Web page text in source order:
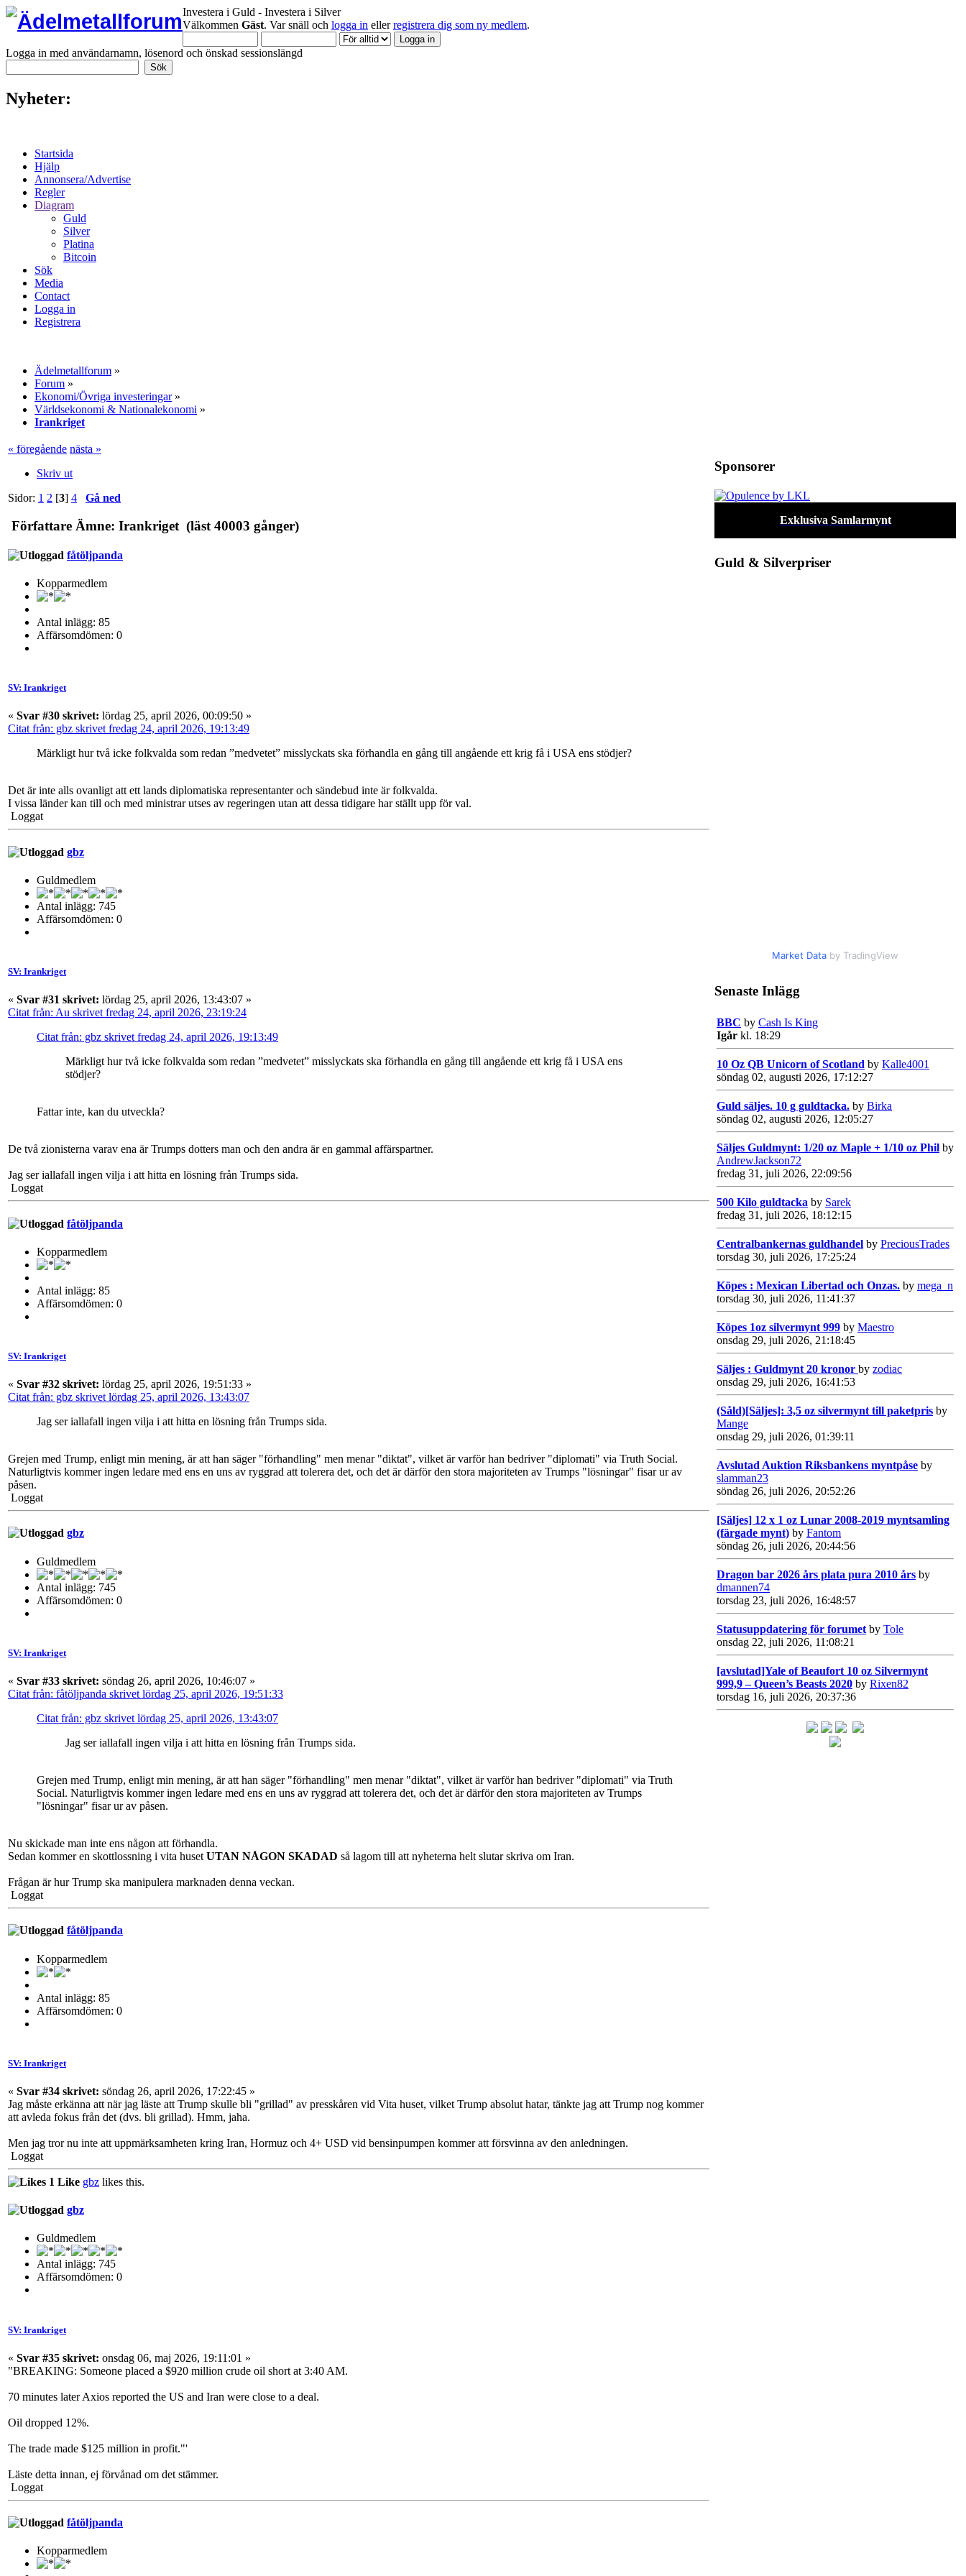
Investera i Guld - Investera i Silver
Välkommen Gäst. Var snäll och logga in ellerregistrera dig som ny medlem.
Logga in med användarnamn, lösenord och önskad sessionslängd
Nyheter:
Startsida
Hjälp
Annonsera/Advertise
Regler
Diagram
Guld
Silver
Platina
Bitcoin
Sök
Media
Contact
Logga in
Registrera
Ädelmetallforum »
Forum »
Ekonomi/Övriga investeringar»
Världsekonomi & Nationalekonomi »
Irankriget
« föregående nästa »
Skriv ut
Sidor: 1 2 [3] 4 Gå ned
Författare Ämne: Irankriget (läst 40003 gånger)
fåtöljpanda
Kopparmedlem
Antal inlägg: 85
Affärsomdömen: 0
SV: Irankriget
« Svar #30 skrivet: lördag 25, april 2026, 00:09:50 »
Citat från: gbz skrivet fredag 24, april 2026, 19:13:49
Märkligt hur två icke folkvalda som redan ”medvetet” misslyckats ska förhandla en gång till angående ett krig få i USA ens stödjer?
Det är inte alls ovanligt att ett lands diplomatiska representanter och sändebud inte är folkvalda.
I vissa länder kan till och med ministrar utses av regeringen utan att dessa tidigare har ställt upp för val.
Loggat
gbz
Guldmedlem
Antal inlägg: 745
Affärsomdömen: 0
SV: Irankriget
« Svar #31 skrivet: lördag 25, april 2026, 13:43:07 »
Citat från: Au skrivet fredag 24, april 2026, 23:19:24
Citat från: gbz skrivet fredag 24, april 2026, 19:13:49
Märkligt hur två icke folkvalda som redan ”medvetet” misslyckats ska förhandla en gång till angående ett krig få i USA ens
stödjer?
Fattar inte, kan du utveckla?
De två zionisterna varav ena är Trumps dotters man och den andra är en gammal affärspartner.
Jag ser iallafall ingen vilja i att hitta en lösning från Trumps sida.
Loggat
fåtöljpanda
Kopparmedlem
Antal inlägg: 85
Affärsomdömen: 0
SV: Irankriget
« Svar #32 skrivet: lördag 25, april 2026, 19:51:33 »
Citat från: gbz skrivet lördag 25, april 2026, 13:43:07
Jag ser iallafall ingen vilja i att hitta en lösning från Trumps sida.
Grejen med Trump, enligt min mening, är att han säger "förhandling" men menar "diktat", vilket är varför han bedriver "diplomati" via Truth Social.
Naturligtvis kommer ingen ledare med ens en uns av ryggrad att tolerera det, och det är därför den stora majoriteten av Trumps "lösningar" fisar ur av
påsen.
Loggat
gbz
Guldmedlem
Antal inlägg: 745
Affärsomdömen: 0
SV: Irankriget
« Svar #33 skrivet: söndag 26, april 2026, 10:46:07 »
Citat från: fåtöljpanda skrivet lördag 25, april 2026, 19:51:33
Citat från: gbz skrivet lördag 25, april 2026, 13:43:07
Jag ser iallafall ingen vilja i att hitta en lösning från Trumps sida.
Grejen med Trump, enligt min mening, är att han säger "förhandling" men menar "diktat", vilket är varför han bedriver "diplomati" via Truth
Social. Naturligtvis kommer ingen ledare med ens en uns av ryggrad att tolerera det, och det är därför den stora majoriteten av Trumps
"lösningar" fisar ur av påsen.
Nu skickade man inte ens någon att förhandla.
Sedan kommer en skottlossning i vita huset UTAN NÅGON SKADAD så lagom till att nyheterna helt slutar skriva om Iran.
Frågan är hur Trump ska manipulera marknaden denna veckan.
Loggat
fåtöljpanda
Kopparmedlem
Antal inlägg: 85
Affärsomdömen: 0
SV: Irankriget
« Svar #34 skrivet: söndag 26, april 2026, 17:22:45 »
Jag måste erkänna att när jag läste att Trump skulle bli "grillad" av presskåren vid Vita huset, vilket Trump absolut hatar, tänkte jag att Trump nog kommer
att avleda fokus från det (dvs. bli grillad). Hmm, jaha.
Men jag tror nu inte att uppmärksamheten kring Iran, Hormuz och 4+ USD vid bensinpumpen kommer att försvinna av den anledningen.
Loggat
1 Like gbz likes this.
gbz
Guldmedlem
Antal inlägg: 745
Affärsomdömen: 0
SV: Irankriget
« Svar #35 skrivet: onsdag 06, maj 2026, 19:11:01 »
"BREAKING: Someone placed a $920 million crude oil short at 3:40 AM.
70 minutes later Axios reported the US and Iran were close to a deal.
Oil dropped 12%.
The trade made $125 million in profit."'
Läste detta innan, ej förvånad om det stämmer.
Loggat
fåtöljpanda
Kopparmedlem
Sponsorer
Exklusiva Samlarmynt
Guld & Silverpriser
Market Data by TradingView
Senaste Inlägg
BBC by Cash Is King
Igår kl. 18:29
10 Oz QB Unicorn of Scotland by Kalle4001
söndag 02, augusti 2026, 17:12:27
Guld säljes. 10 g guldtacka. by Birka
söndag 02, augusti 2026, 12:05:27
Säljes Guldmynt: 1/20 oz Maple + 1/10 oz Phil by
AndrewJackson72
fredag 31, juli 2026, 22:09:56
500 Kilo guldtacka by Sarek
fredag 31, juli 2026, 18:12:15
Centralbankernas guldhandel by PreciousTrades
torsdag 30, juli 2026, 17:25:24
Köpes : Mexican Libertad och Onzas. by mega_n
torsdag 30, juli 2026, 11:41:37
Köpes 1oz silvermynt 999 by Maestro
onsdag 29, juli 2026, 21:18:45
Säljes : Guldmynt 20 kronor by zodiac
onsdag 29, juli 2026, 16:41:53
(Såld)[Säljes]: 3,5 oz silvermynt till paketpris by
Mange
onsdag 29, juli 2026, 01:39:11
Avslutad Auktion Riksbankens myntpåse by
slamman23
söndag 26, juli 2026, 20:52:26
[Säljes] 12 x 1 oz Lunar 2008-2019 myntsamling
(färgade mynt) by Fantom
söndag 26, juli 2026, 20:44:56
Dragon bar 2026 års plata pura 2010 års by
dmannen74
torsdag 23, juli 2026, 16:48:57
Statusuppdatering för forumet by Tole
onsdag 22, juli 2026, 11:08:21
[avslutad]Yale of Beaufort 10 oz Silvermynt
999,9 – Queen’s Beasts 2020 by Rixen82
torsdag 16, juli 2026, 20:37:36